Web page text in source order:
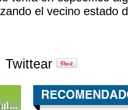
el vecino estado
Twittear